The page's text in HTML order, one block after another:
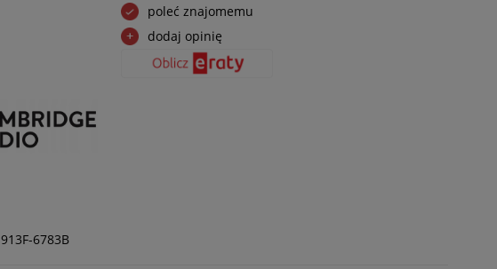
913F-6783B
poleć znajomemu
dodaj opinię